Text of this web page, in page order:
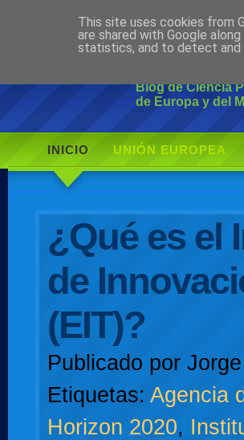
Blog de Ciencia
de Europa y del
INICIO UNIÓN EUROPEA
¿Qué es el
de
(EIT)?
Publicado por
Etiquetas: Agencia
Horizon 2020,
This site uses cookies from
are shared with Google
statistics, and to detect and